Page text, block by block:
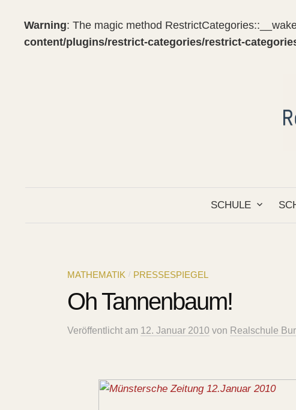
Warning: The magic method
content/plugins/restrict-categories/restrict-
SCHULE
MATHEMATIK / PRESSESPIEGEL
Oh Tannenbaum!
Veröffentlicht am 12. Januar 2010 von Realschule